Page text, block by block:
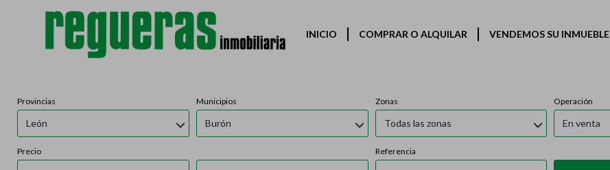
INICIO COMPRAR O ALQUILAR VENDEMOS SU INMUEBLE
Inmuebles en venta en Burón
Provincias
León
Municipios
Burón
Zonas
Todas las zonas
Operación
En venta
Precio Referencia